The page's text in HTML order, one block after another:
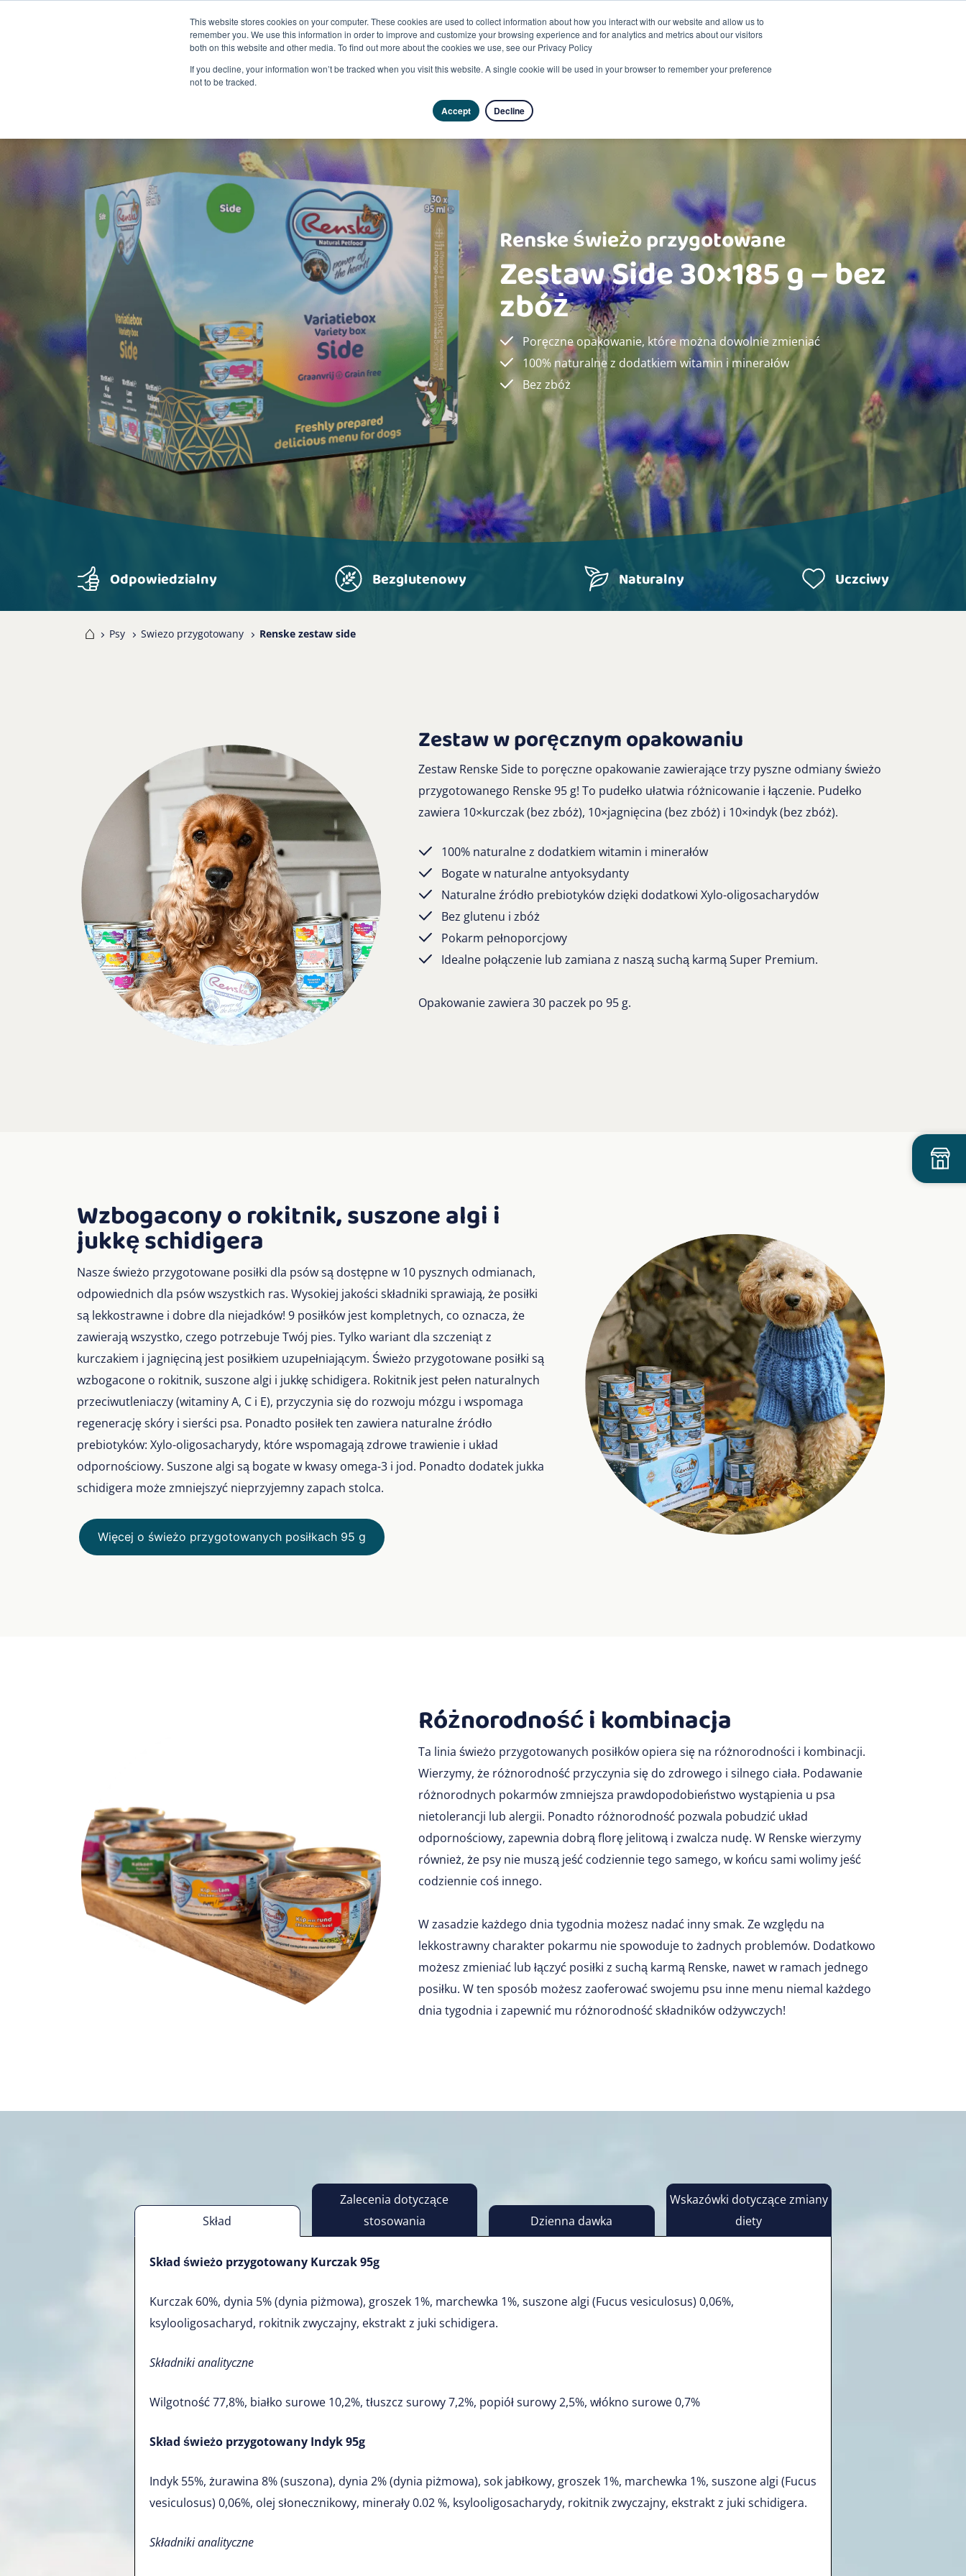
This website stores cookies on your computer. These cookies are used to collect information about how you interact with our website and allow us to
remember you. We use this information in order to improve and customize your browsing experience and for analytics and metrics about our visitors
both on this website and other media. To find out more about the cookies we use, see our Privacy Policy
If you decline, your information won’t be tracked when you visit this website. A single cookie will be used in your browser to remember your preference
not to be tracked.
Accept Decline
Renske świeżo przygotowane
Zestaw Side 30×185 g – bez
zbóż
Poręczne opakowanie, które można dowolnie zmieniać
100% naturalne z dodatkiem witamin i minerałów
Bez zbóż
Odpowiedzialny Bezglutenowy Naturalny Uczciwy
Psy Swiezo przygotowany Renske zestaw side
Zestaw w poręcznym opakowaniu
Zestaw Renske Side to poręczne opakowanie zawierające trzy pyszne odmiany świeżo
przygotowanego Renske 95 g! To pudełko ułatwia różnicowanie i łączenie. Pudełko
zawiera 10×kurczak (bez zbóż), 10×jagnięcina (bez zbóż) i 10×indyk (bez zbóż).
100% naturalne z dodatkiem witamin i minerałów
Bogate w naturalne antyoksydanty
Naturalne źródło prebiotyków dzięki dodatkowi Xylo-oligosacharydów
Bez glutenu i zbóż
Pokarm pełnoporcjowy
Idealne połączenie lub zamiana z naszą suchą karmą Super Premium.
Opakowanie zawiera 30 paczek po 95 g.
Wzbogacony o rokitnik, suszone algi i
jukkę schidigera
Nasze świeżo przygotowane posiłki dla psów są dostępne w 10 pysznych odmianach,
odpowiednich dla psów wszystkich ras. Wysokiej jakości składniki sprawiają, że posiłki
są lekkostrawne i dobre dla niejadków! 9 posiłków jest kompletnych, co oznacza, że
zawierają wszystko, czego potrzebuje Twój pies. Tylko wariant dla szczeniąt z
kurczakiem i jagnięciną jest posiłkiem uzupełniającym. Świeżo przygotowane posiłki są
wzbogacone o rokitnik, suszone algi i jukkę schidigera. Rokitnik jest pełen naturalnych
przeciwutleniaczy (witaminy A, C i E), przyczynia się do rozwoju mózgu i wspomaga
regenerację skóry i sierści psa. Ponadto posiłek ten zawiera naturalne źródło
prebiotyków: Xylo-oligosacharydy, które wspomagają zdrowe trawienie i układ
odpornościowy. Suszone algi są bogate w kwasy omega-3 i jod. Ponadto dodatek jukka
schidigera może zmniejszyć nieprzyjemny zapach stolca.
Więcej o świeżo przygotowanych posiłkach 95 g
Różnorodność i kombinacja
Ta linia świeżo przygotowanych posiłków opiera się na różnorodności i kombinacji.
Wierzymy, że różnorodność przyczynia się do zdrowego i silnego ciała. Podawanie
różnorodnych pokarmów zmniejsza prawdopodobieństwo wystąpienia u psa
nietolerancji lub alergii. Ponadto różnorodność pozwala pobudzić układ
odpornościowy, zapewnia dobrą florę jelitową i zwalcza nudę. W Renske wierzymy
również, że psy nie muszą jeść codziennie tego samego, w końcu sami wolimy jeść
codziennie coś innego.
W zasadzie każdego dnia tygodnia możesz nadać inny smak. Ze względu na
lekkostrawny charakter pokarmu nie spowoduje to żadnych problemów. Dodatkowo
możesz zmieniać lub łączyć posiłki z suchą karmą Renske, nawet w ramach jednego
posiłku. W ten sposób możesz zaoferować swojemu psu inne menu niemal każdego
dnia tygodnia i zapewnić mu różnorodność składników odżywczych!
Skład
Zalecenia dotyczące
stosowania
Dzienna dawka
Wskazówki dotyczące zmiany
diety
Skład świeżo przygotowany Kurczak 95g
Kurczak 60%, dynia 5% (dynia piżmowa), groszek 1%, marchewka 1%, suszone algi (Fucus vesiculosus) 0,06%,
ksylooligosacharyd, rokitnik zwyczajny, ekstrakt z juki schidigera.
Składniki analityczne
Wilgotność 77,8%, białko surowe 10,2%, tłuszcz surowy 7,2%, popiół surowy 2,5%, włókno surowe 0,7%
Skład świeżo przygotowany Indyk 95g
Indyk 55%, żurawina 8% (suszona), dynia 2% (dynia piżmowa), sok jabłkowy, groszek 1%, marchewka 1%, suszone algi (Fucus
vesiculosus) 0,06%, olej słonecznikowy, minerały 0.02 %, ksylooligosacharydy, rokitnik zwyczajny, ekstrakt z juki schidigera.
Składniki analityczne